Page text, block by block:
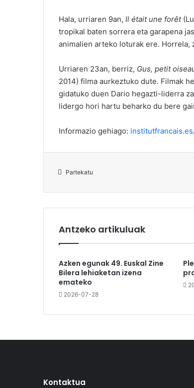
Hala, urriaren 9an, Il était une forêt
tropikal baten sorrera eta garapena
animalien arteko loturak ere.
Urriaren 23an, berriz, Gus, petit
2014) filma aurkeztuko dute. Filmak
gidatuko duen Dario hegazti-liderra
lidergo hori hartu beharko du bere
Informazio gehiago:
Partekatu
Antzeko artikuluak
Azken egunak 49. Euskal Zine
Bilera lehiaketan izena
emateko
2026-07-28
Kontaktua